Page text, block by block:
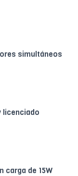
simultáneos
licenciado
carga de 15W